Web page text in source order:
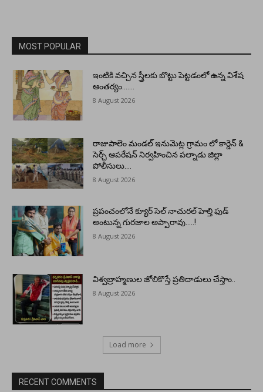
MOST POPULAR
ఇంటికి వచ్చిన స్త్రీలకు బొట్టు పెట్టడంలో ఉన్న విశేష
ఆంతర్యం…….
8 August 2026
రాజుపాలెం మండల్ ఇనుమెట్ల గ్రామం లో కార్డెన్ &
సెర్చ్ ఆపరేషన్ నిర్వహించిన పల్నాడు జిల్లా
పోలీసులు….
8 August 2026
ప్రపంచంలోనే క్యూర్ సెల్ నాచురల్ హెల్తి ఫుడ్
అంటున్న గురజాల అప్పారావు…..!
8 August 2026
విశ్వబ్రాహ్మణుల జోలికొస్తే ప్రతిదాడులు చేస్తాం..
8 August 2026
Load more
RECENT COMMENTS